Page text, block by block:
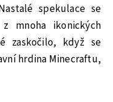
spekulace se
mnoha ikonických
zaskočilo, když se
hrdina Minecraftu,